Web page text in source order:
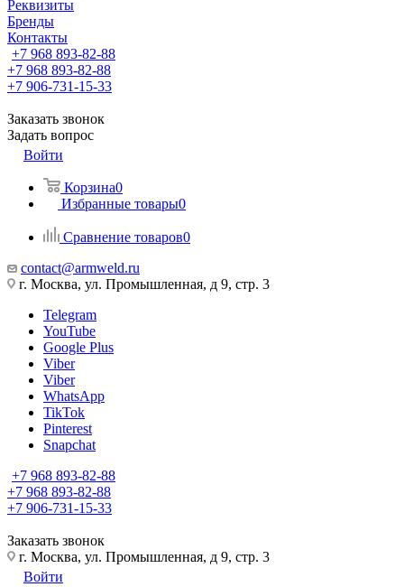
Реквизиты
Бренды
Контакты
+7 968 893-82-88
+7 968 893-82-88
+7 906-731-15-33
Заказать звонок
Задать вопрос
Войти
Корзина0
Избранные товары0
Сравнение товаров0
contact@armweld.ru
г. Москва, ул. Промышленная, д 9, стр. 3
Telegram
YouTube
Google Plus
Viber
Viber
WhatsApp
TikTok
Pinterest
Snapchat
+7 968 893-82-88
+7 968 893-82-88
+7 906-731-15-33
Заказать звонок
г. Москва, ул. Промышленная, д 9, стр. 3
Войти